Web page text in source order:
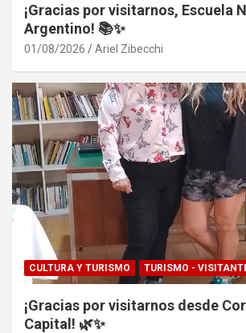
¡Gracias por visitarnos, Escuela
Argentino! 📚✨
01/08/2026 Ariel Zibecchi
CULTURA Y TURISMO TURISMO -
¡Gracias por visitarnos desde
Capital! 🌿✨